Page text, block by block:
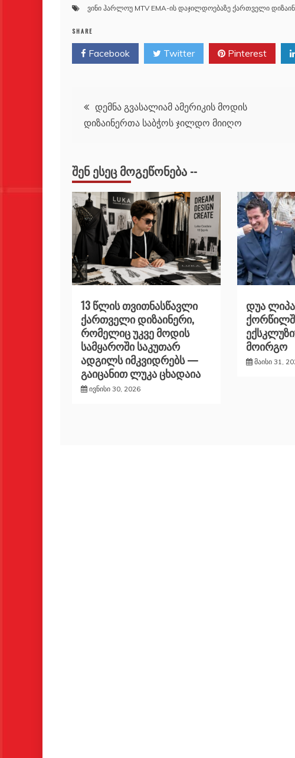
ვინი ჰარლოუ MTV EMA-ის დაჯილდოებაზე ქართველი
SHARE
Facebook Twitter Pinterest
პოსტის
ნავიგაცია
დემნა გვასალიამ ამერიკის მოდის
დიზაინერთა საბჭოს ჯილდო მიიღო
ᲨᲔᲜ ᲔᲡᲔᲪ ᲛᲝᲒᲔᲬᲝᲜᲔᲑᲐ --
13 წლის თვითნასწავლი
ქართველი დიზაინერი,
რომელიც უკვე მოდის
სამყაროში საკუთარ
ადგილს იმკვიდრებს —
გაიცანით ლუკა ცხადაია
ივნისი 30, 2026
დუა
მოირგო
მაისი 31,